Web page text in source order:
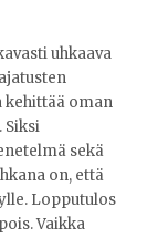
uhkaava
kehittää oman
Siksi
sekä
on, että
Lopputulos
Vaikka